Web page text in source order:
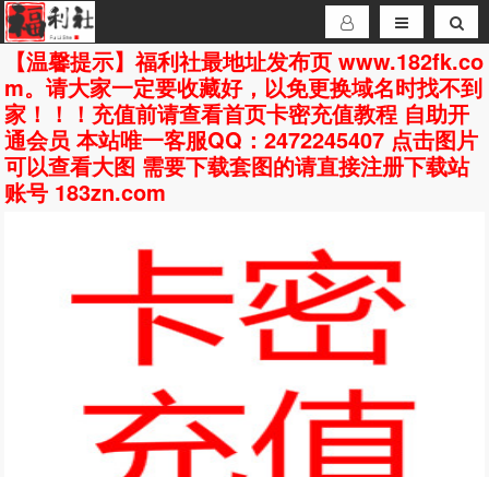
【温馨提示】福利社最地址发布页 www.182fk.co
m。请大家一定要收藏好，以免更换域名时找不到
家！！！充值前请查看首页卡密充值教程 自助开
通会员 本站唯一客服QQ：2472245407 点击图片
可以查看大图 需要下载套图的请直接注册下载站
账号 183zn.com